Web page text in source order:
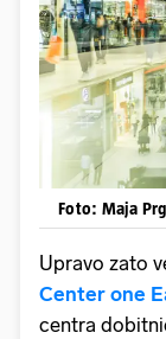
Foto: Maja
Upravo zato
Center one
centra